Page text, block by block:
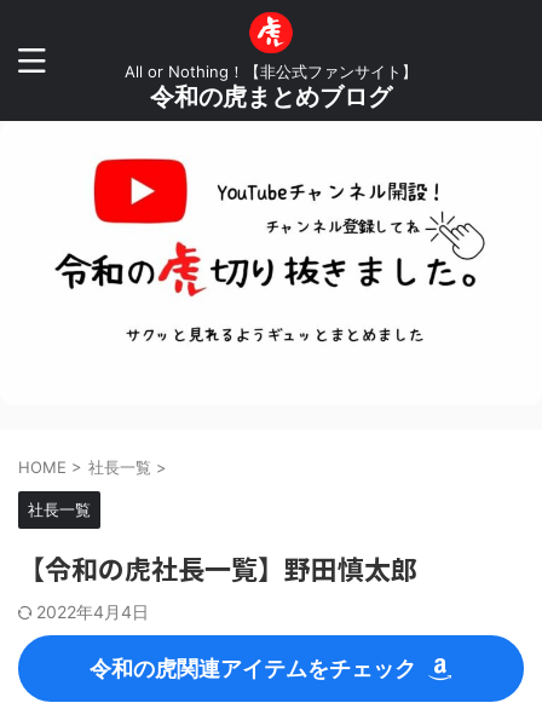
All or Nothing！【非公式ファンサイト】
令和の虎まとめブログ
HOME > 社長一覧 >
社長一覧
【令和の虎社長一覧】野田慎太郎
2022年4月4日
令和の虎関連アイテムをチェック